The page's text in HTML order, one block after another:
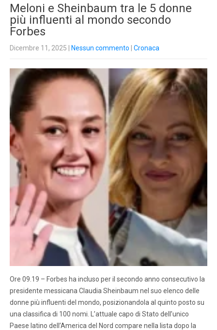
Meloni e Sheinbaum tra le 5 donne
più influenti al mondo secondo
Forbes
Dicembre 11, 2025 Nessun commento Cronaca
Ore 09.19 – Forbes ha incluso per il secondo anno consecutivo la
presidente messicana Claudia Sheinbaum nel suo elenco delle
donne più influenti del mondo, posizionandola al quinto posto su
una classifica di 100 nomi. L’attuale capo di Stato dell’unico
Paese latino dell’America del Nord compare nella lista dopo la